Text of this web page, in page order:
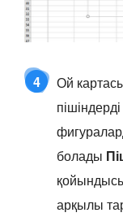
4
Ой
болады
арқылы